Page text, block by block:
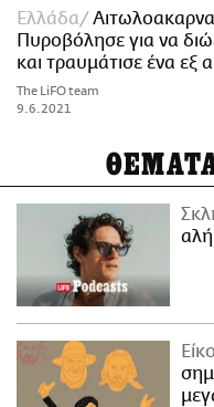
Ελλάδα
Πυροβόλησε για να
και τραυμάτισε ένα εξ
The LiFO team
9.6.2021